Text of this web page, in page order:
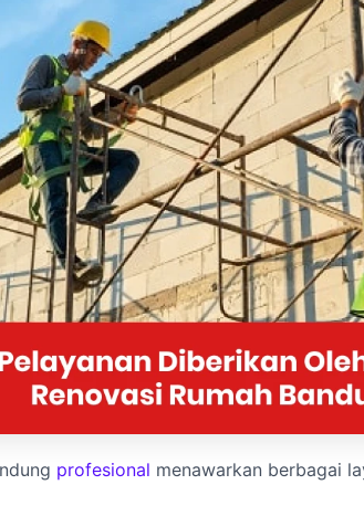
profesional menawarkan berbagai